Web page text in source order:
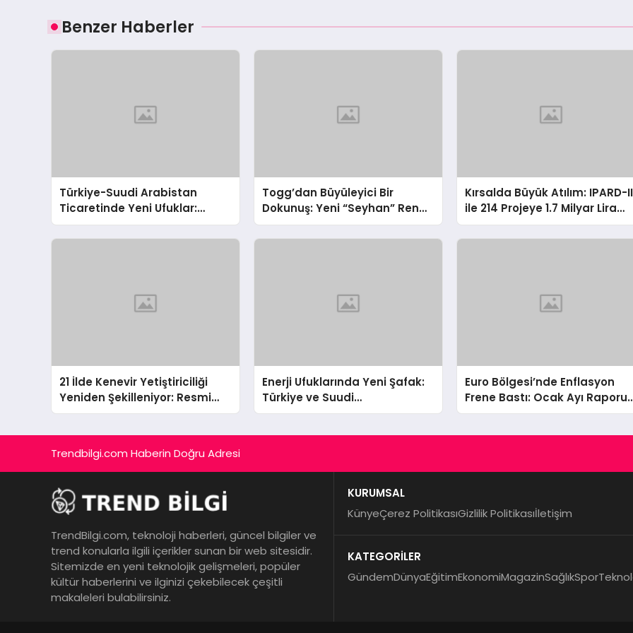
Benzer Haberler
Türkiye-Suudi Arabistan
Ticaretinde Yeni Ufuklar:
Bolat’tan 10 Milyar Dolarlık
Hedef!
Togg’dan Büyüleyici Bir
Dokunuş: Yeni “Seyhan” Rengi
ve Avantajlı Finansman
Fırsatları!
Kırsalda Büyük Atılım: IPARD-
ile 214 Projeye 1.7 Milyar Lira
Destek!
21 İlde Kenevir Yetiştiriciliği
Yeniden Şekilleniyor: Resmi
Gazete’den Yeni Soluk
Enerji Ufuklarında Yeni Şafak:
Türkiye ve Suudi
Arabistan’dan 2 Milyar Dolarlık
Euro Bölgesi’nde Enflasyon
Frene Bastı: Ocak Ayı Raporu
Geldi!
Trendbilgi.com Haberin Doğru Adresi
TrendBilgi.com, teknoloji haberleri, güncel bilgiler ve
trend konularla ilgili içerikler sunan bir web sitesidir.
Sitemizde en yeni teknolojik gelişmeleri, popüler
kültür haberlerini ve ilginizi çekebilecek çeşitli
makaleleri bulabilirsiniz.
KURUMSAL
KünyeÇerez PolitikasıGizlilik Politikasıİletişim
KATEGORİLER
GündemDünyaEğitimEkonomiMagazinSağlıkSpor